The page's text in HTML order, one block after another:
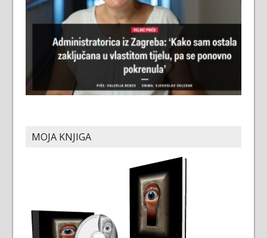
MOJA KNJIGA